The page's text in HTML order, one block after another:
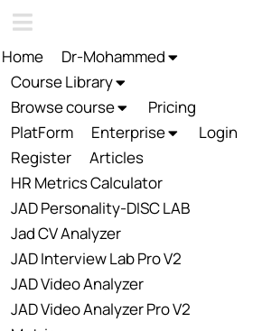
Home
Dr-Mohammed
Course Library
Browse course
Pricing
PlatForm
Enterprise
Login
Register
Articles
HR Metrics Calculator
JAD Personality-DISC LAB
Jad CV Analyzer
JAD Interview Lab Pro V2
JAD Video Analyzer
JAD Video Analyzer Pro V2